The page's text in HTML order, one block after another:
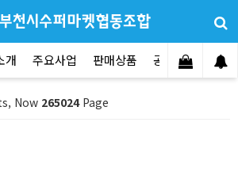
개 주요사업 판매상품 공지사항 문
Now 265024Page